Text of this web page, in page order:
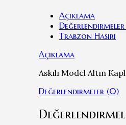
Açıklama
Trabzon Hasırı
Açıklama
Askılı Model Altın
Değerlendirmeler (0)